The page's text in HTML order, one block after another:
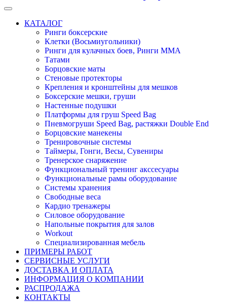
КАТАЛОГ
Ринги боксерские
Клетки (Восьмиугольники)
Ринги для кулачных боев, Ринги ММА
Татами
Борцовские маты
Стеновые протекторы
Крепления и кронштейны для мешков
Боксерские мешки, груши
Настенные подушки
Платформы для груш Speed Bag
Пневмогруши Speed Bag, растяжки Double End
Борцовские манекены
Тренировочные системы
Таймеры, Гонги, Весы, Сувениры
Тренерское снаряжение
Функциональный тренинг акссесуары
Функциональные рамы оборудование
Системы хранения
Свободные веса
Кардио тренажеры
Силовое оборудование
Напольные покрытия для залов
Workout
Специализированная мебель
ПРИМЕРЫ РАБОТ
СЕРВИСНЫЕ УСЛУГИ
ДОСТАВКА И ОПЛАТА
ИНФОРМАЦИЯ О КОМПАНИИ
РАСПРОДАЖА
КОНТАКТЫ